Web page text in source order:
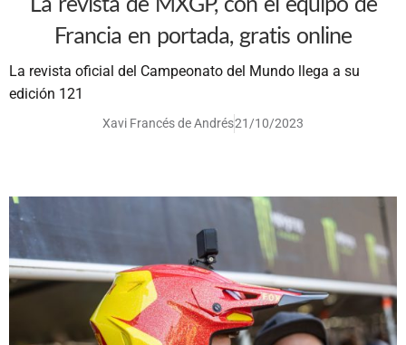
Francia en portada, gratis online
La revista oficial del Campeonato del Mundo llega a su
edición 121
Xavi Francés de Andrés21/10/2023